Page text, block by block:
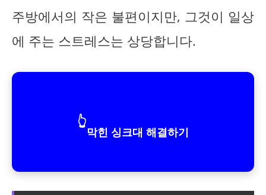
주방에서의 작은 불편이지만, 그것이 일상
에 주는 스트레스는 상당합니다.
👆
막힌 싱크대 해결하기